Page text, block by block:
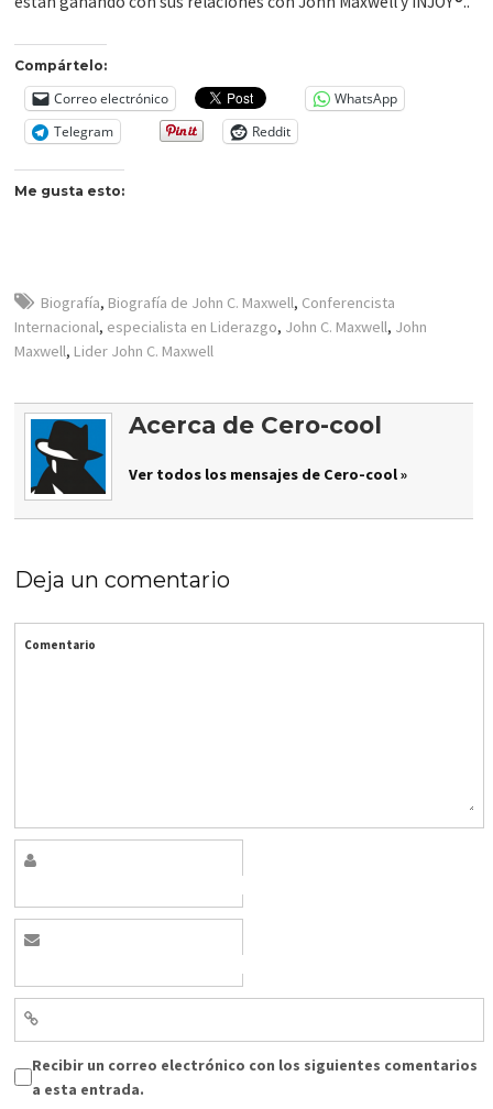
Compártelo:
Correo electrónico
WhatsApp
Telegram
Reddit
Me gusta esto:
Biografía, Biografía de John C. Maxwell, Conferencista
Internacional, especialista en Liderazgo, John C. Maxwell, John
Maxwell, Lider John C. Maxwell
Acerca de Cero-cool
Ver todos los mensajes de Cero-cool »
Deja un comentario
Comentario
Recibir un correo electrónico con los siguientes comentarios
a esta entrada.